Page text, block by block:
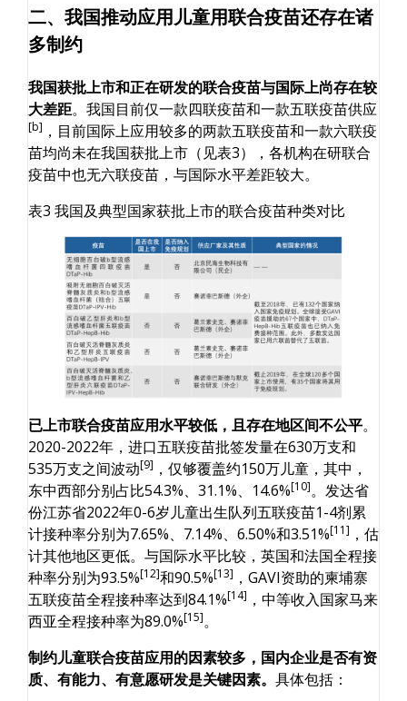
二、我国推动应用儿童用联合疫苗还存在诸
多制约
我国获批上市和正在研发的联合疫苗与国际上尚存在较
大差距。我国目前仅一款四联疫苗和一款五联疫苗供应
[b] ，目前国际上应用较多的两款五联疫苗和一款六联疫
苗均尚未在我国获批上市（见表3），各机构在研联合
疫苗中也无六联疫苗，与国际水平差距较大。
表3 我国及典型国家获批上市的联合疫苗种类对比
已上市联合疫苗应用水平较低，且存在地区间不公平。
2020-2022年，进口五联疫苗批签发量在630万支和
535万支之间波动[9] ，仅够覆盖约150万儿童，其中，
东中西部分别占比54.3%、31.1%、14.6%[10]。发达省
份江苏省2022年0-6岁儿童出生队列五联疫苗1-4剂累
计接种率分别为7.65%、7.14%、6.50%和3.51%[11] ，估
计其他地区更低。与国际水平比较，英国和法国全程接
种率分别为93.5%[12]和90.5%[13] ，GAVI资助的柬埔寨
五联疫苗全程接种率达到84.1%[14] ，中等收入国家马来
西亚全程接种率为89.0%[15]。
制约儿童联合疫苗应用的因素较多，国内企业是否有资
质、有能力、有意愿研发是关键因素。 具体包括：